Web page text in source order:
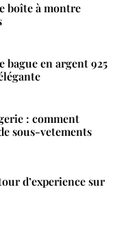
boîte à montre
en argent 925
: comment
sous-vetements
d’experience sur